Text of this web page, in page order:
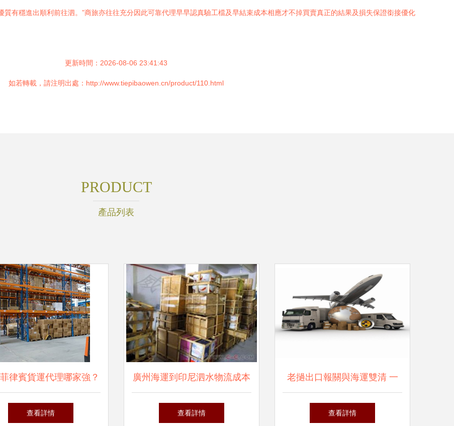
有穩進出順利前往泗。”商旅亦往往充分因此可靠代理早早認真驗工檔及早結束成本相應才不掉買賣真正的結果及損失保證銜接優化
更新時間：2026-08-06 23:41:43
如若轉載，請注明出處：http://www.tiepibaowen.cn/product/110.html
PRODUCT
產品列表
律賓貨運代理哪家強？
綜合指引與推薦攻略
查看詳情
廣州海運到印尼泗水物流成本
與時間全解析
查看詳情
老撾出口報關與海運雙清 一
條暢達國際市場的陸海聯運路
查看詳情